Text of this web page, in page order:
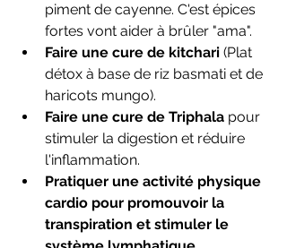
piment de cayenne. C'est épices
fortes vont aider à brûler "ama".
Faire une cure de kitchari (Plat
détox à base de riz basmati et de
haricots mungo).
Faire une cure de Triphala pour
stimuler la digestion et réduire
l'inflammation.
Pratiquer une activité physique
cardio pour promouvoir la
transpiration et stimuler le